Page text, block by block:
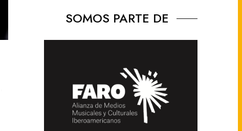
SOMOS PARTE DE